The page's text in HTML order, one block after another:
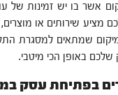
אשר בו יש זמינות של
מציע שירותים או
שמתאים למסגרת
באופן הכי מיטבי.
בפתיחת עסק